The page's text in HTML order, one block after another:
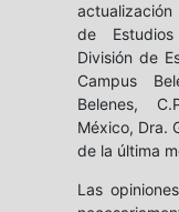
de
División de
Campus
Belenes,
México, Dra.
de la última
Las